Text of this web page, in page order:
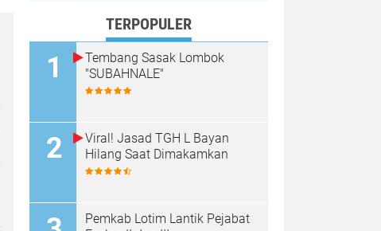
TERPOPULER
Tembang Sasak Lombok
"SUBAHNALE"
Viral! Jasad TGH L Bayan
Hilang Saat Dimakamkan
Pemkab Lotim Lantik Pejabat